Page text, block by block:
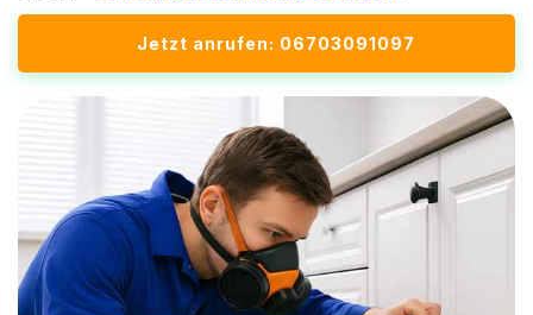
Jetzt anrufen: 06703091097